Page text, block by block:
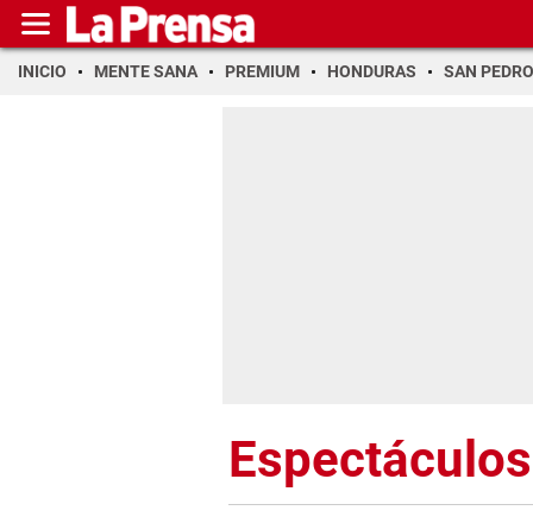
INICIO MENTE SANA PREMIUM HONDURAS SAN PEDRO
Espectáculos